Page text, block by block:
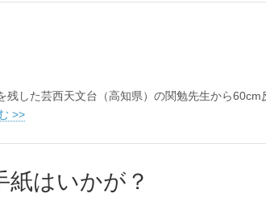
した芸西天文台（高知県）の関勉先生から60cm
>>
はいかが？